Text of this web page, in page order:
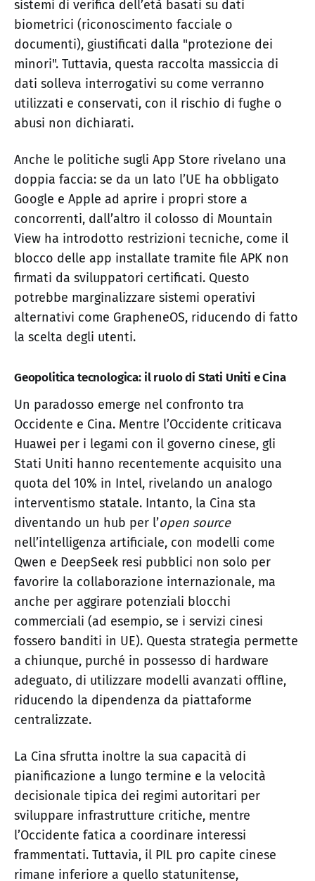
sistemi di verifica dell’età basati su dati
biometrici (riconoscimento facciale o
documenti), giustificati dalla "protezione dei
minori". Tuttavia, questa raccolta massiccia di
dati solleva interrogativi su come verranno
utilizzati e conservati, con il rischio di fughe o
abusi non dichiarati.
Anche le politiche sugli App Store rivelano una
doppia faccia: se da un lato l’UE ha obbligato
Google e Apple ad aprire i propri store a
concorrenti, dall’altro il colosso di Mountain
View ha introdotto restrizioni tecniche, come il
blocco delle app installate tramite file APK non
firmati da sviluppatori certificati. Questo
potrebbe marginalizzare sistemi operativi
alternativi come GrapheneOS, riducendo di fatto
la scelta degli utenti.
Geopolitica tecnologica: il ruolo di Stati Uniti e Cina
Un paradosso emerge nel confronto tra
Occidente e Cina. Mentre l’Occidente criticava
Huawei per i legami con il governo cinese, gli
Stati Uniti hanno recentemente acquisito una
quota del 10% in Intel, rivelando un analogo
interventismo statale. Intanto, la Cina sta
diventando un hub per l’open source
nell’intelligenza artificiale, con modelli come
Qwen e DeepSeek resi pubblici non solo per
favorire la collaborazione internazionale, ma
anche per aggirare potenziali blocchi
commerciali (ad esempio, se i servizi cinesi
fossero banditi in UE). Questa strategia permette
a chiunque, purché in possesso di hardware
adeguato, di utilizzare modelli avanzati offline,
riducendo la dipendenza da piattaforme
centralizzate.
La Cina sfrutta inoltre la sua capacità di
pianificazione a lungo termine e la velocità
decisionale tipica dei regimi autoritari per
sviluppare infrastrutture critiche, mentre
l’Occidente fatica a coordinare interessi
frammentati. Tuttavia, il PIL pro capite cinese
rimane inferiore a quello statunitense,